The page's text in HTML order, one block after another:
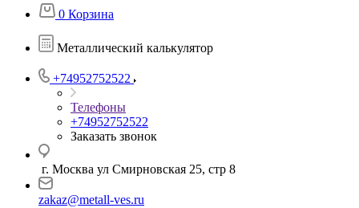
0 Корзина
Металлический калькулятор
+74952752522
Телефоны
+74952752522
Заказать звонок
г. Москва ул Смирновская 25, стр 8
zakaz@metall-ves.ru